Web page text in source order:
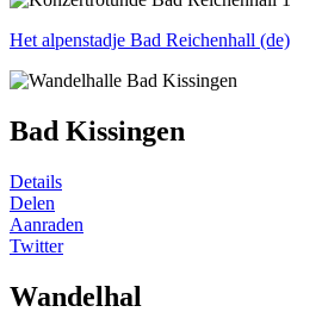
Het alpenstadje Bad Reichenhall (de)
Bad Kissingen
Details
Delen
Aanraden
Twitter
Wandelhal